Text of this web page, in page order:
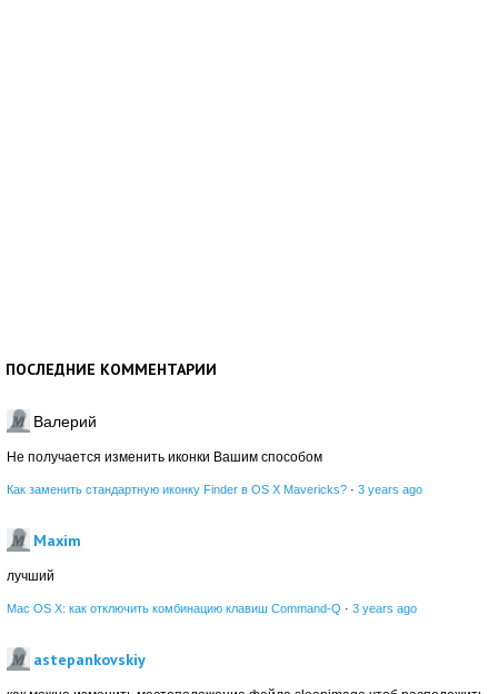
ПОСЛЕДНИЕ КОММЕНТАРИИ
Валерий
Не получается изменить иконки Вашим способом
Как заменить стандартную иконку Finder в OS X Mavericks? · 3 years ago
Maxim
лучший
Mac OS X: как отключить комбинацию клавиш Command-Q · 3 years ago
astepankovskiy